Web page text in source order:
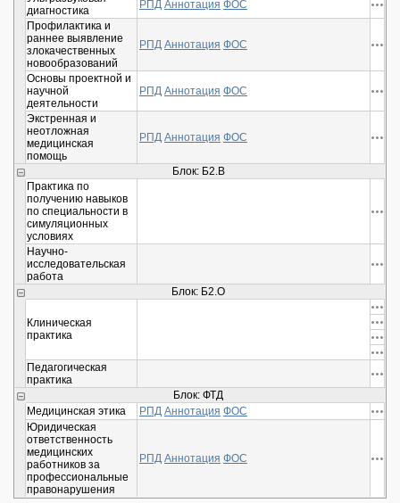
диагностика
РПД Аннотация ФОС
Профилактика и
раннее выявление
злокачественных
новообразований
РПД Аннотация ФОС
Основы проектной и
научной
деятельности
РПД Аннотация ФОС
Экстренная и
неотложная
медицинская
помощь
РПД Аннотация ФОС
Блок: Б2.В
Практика по
получению навыков
по специальности в
симуляционных
условиях
Научно-
исследовательская
работа
Блок: Б2.О
Клиническая
практика
Педагогическая
практика
Блок: ФТД
Медицинская этика
РПД Аннотация ФОС
Юридическая
ответственность
медицинских
работников за
профессиональные
правонарушения
РПД Аннотация ФОС